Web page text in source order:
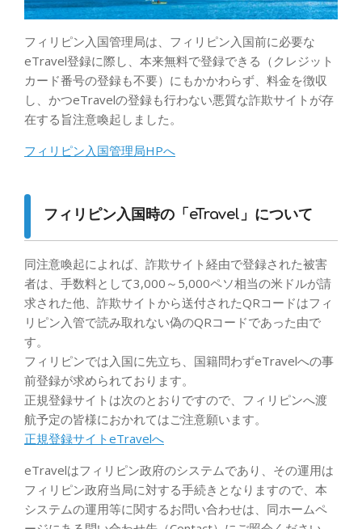
フィリピン入国管理局は、フィリピン入国前に必要な
eTravel登録に際し、本来無料で登録できる（クレジット
カード番号の登録も不要）にもかかわらず、料金を徴収
し、かつeTravelの登録も行わない悪質な詐欺サイトが存
在する旨注意喚起しました。
フィリピン入国管理局HPへ
フィリピン入国時の「eTravel」について
同注意喚起によれば、詐欺サイト経由で登録された被害
者は、手数料として3,000～5,000ペソ相当の米ドルが請
求された他、詐欺サイトから送付されたQRコードはフィ
リピン入管で読み取れない偽のQRコードであった由で
す。
フィリピンでは入国に先立ち、国籍問わずeTravelへの事
前登録が求められております。
正規登録サイトは次のとおりですので、フィリピンへ渡
航予定の皆様におかれてはご注意願います。
正規登録サイトeTravelへ
eTravelはフィリピン政府のシステムであり、その運用は
フィリピン政府当局に対する手続きとなりますので、本
システムの運用等に関するお問い合わせは、同ホームペ